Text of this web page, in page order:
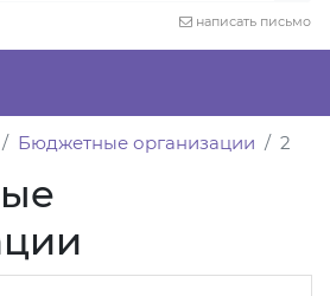
написать письмо
Бюджетные организации 2